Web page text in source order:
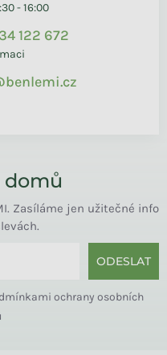
- 16:00
122 672
domů
Zasíláme jen užitečné info
ODESLAT
ochrany osobních